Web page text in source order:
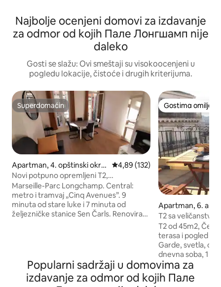
Najbolje ocenjeni domovi za izdavanje
za odmor od kojih Пале Лонгшамп nije
daleko
Gosti se slažu: Ovi smeštaji su visokoocenjeni u
pogledu lokacije, čistoće i drugih kriterijuma.
Superdomaćin
Superdomaćin
Apartman, 4. opštinski okru
g
Prosečna ocena 4,89 od 5,
4,89 (132)
Novi potpuno opremljeni T2,
klimatizovan
Marseille-Parc Longchamp. Central:
metro i tramvaj „Cinq Avenues”. 9
minuta od stare luke i 7 minuta od
željezničke stanice Sen Čarls. Renovirani
bračnim krevetom, spavaćom sobom s
pogledom na baštu i kaučem na
razvlačenje (vrlo dobra posteljina). Nova
Gostima omiljeno
Gostima omiljeno
Apartman, 6.
T2 sa
Marseja
T2 od 45m2,
terasa i pogled
Garde, svetla,
dnevna soba, 1
tuš, toalet. Blizu Cours Julien i Vieux
Port, restorani,
stanica Sent
Popularni sadržaji u domovima za
izdavanje za odmor od kojih Пале